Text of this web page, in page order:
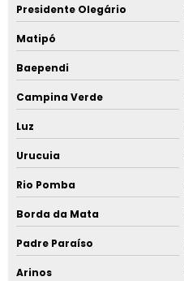
Presidente Olegário
Matipó
Baependi
Campina Verde
Luz
Urucuia
Rio Pomba
Borda da Mata
Padre Paraíso
Arinos